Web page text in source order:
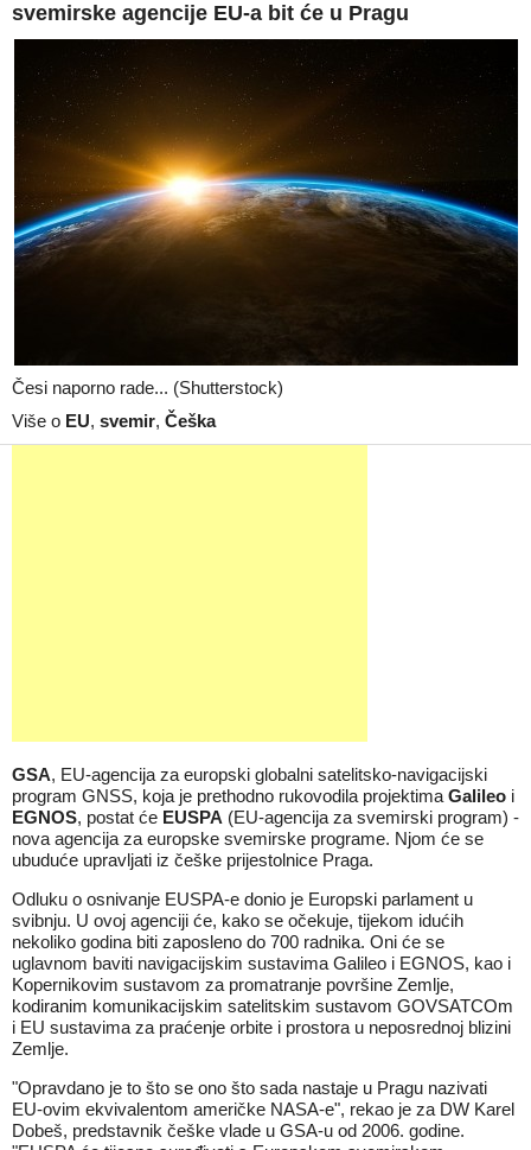
svemirske agencije EU-a bit će u Pragu
Česi naporno rade... (Shutterstock)
Više o EU, svemir, Češka
GSA, EU-agencija za europski globalni satelitsko-navigacijski
program GNSS, koja je prethodno rukovodila projektima Galileo i
EGNOS, postat će EUSPA (EU-agencija za svemirski program) -
nova agencija za europske svemirske programe. Njom će se
ubuduće upravljati iz češke prijestolnice Praga.
Odluku o osnivanje EUSPA-e donio je Europski parlament u
svibnju. U ovoj agenciji će, kako se očekuje, tijekom idućih
nekoliko godina biti zaposleno do 700 radnika. Oni će se
uglavnom baviti navigacijskim sustavima Galileo i EGNOS, kao i
Kopernikovim sustavom za promatranje površine Zemlje,
kodiranim komunikacijskim satelitskim sustavom GOVSATCOm
i EU sustavima za praćenje orbite i prostora u neposrednoj blizini
Zemlje.
"Opravdano je to što se ono što sada nastaje u Pragu nazivati
EU-ovim ekvivalentom američke NASA-e", rekao je za DW Karel
Dobeš, predstavnik češke vlade u GSA-u od 2006. godine.